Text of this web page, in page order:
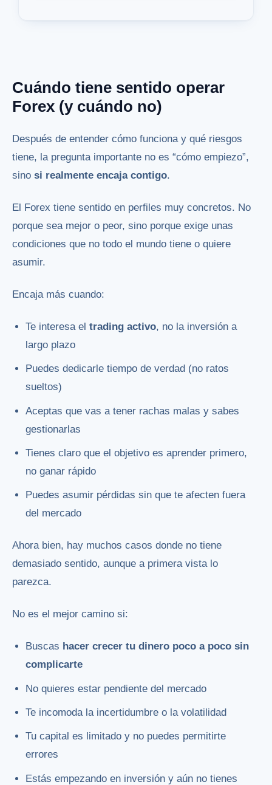
Cuándo tiene sentido operar
Forex (y cuándo no)
Después de entender cómo funciona y qué riesgos
tiene, la pregunta importante no es “cómo empiezo”,
sino si realmente encaja contigo.
El Forex tiene sentido en perfiles muy concretos. No
porque sea mejor o peor, sino porque exige unas
condiciones que no todo el mundo tiene o quiere
asumir.
Encaja más cuando:
Te interesa eltrading activo, no la inversión a
largo plazo
Puedes dedicarle tiempo de verdad (no ratos
sueltos)
Aceptas que vas a tener rachas malas y sabes
gestionarlas
Tienes claro que el objetivo es aprender primero,
no ganar rápido
Puedes asumir pérdidas sin que te afecten fuera
del mercado
Ahora bien, hay muchos casos donde no tiene
demasiado sentido, aunque a primera vista lo
parezca.
No es el mejor camino si:
Buscas hacer crecer tu dinero poco a poco sin
complicarte
No quieres estar pendiente del mercado
Te incomoda la incertidumbre o la volatilidad
Tu capital es limitado y no puedes permitirte
errores
Estás empezando en inversión y aún no tienes